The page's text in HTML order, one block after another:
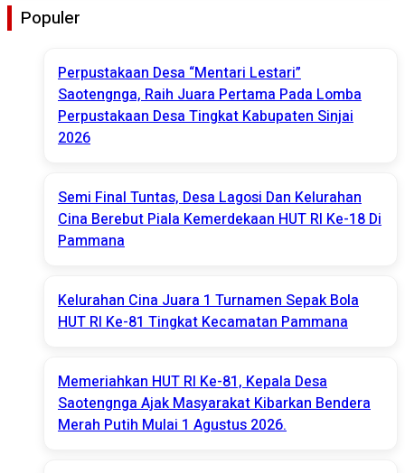
Populer
Perpustakaan Desa “Mentari Lestari”
Saotengnga, Raih Juara Pertama Pada Lomba
Perpustakaan Desa Tingkat Kabupaten Sinjai
2026
Semi Final Tuntas, Desa Lagosi Dan Kelurahan
Cina Berebut Piala Kemerdekaan HUT RI Ke-18 Di
Pammana
Kelurahan Cina Juara 1 Turnamen Sepak Bola
HUT RI Ke-81 Tingkat Kecamatan Pammana
Memeriahkan HUT RI Ke-81, Kepala Desa
Saotengnga Ajak Masyarakat Kibarkan Bendera
Merah Putih Mulai 1 Agustus 2026.